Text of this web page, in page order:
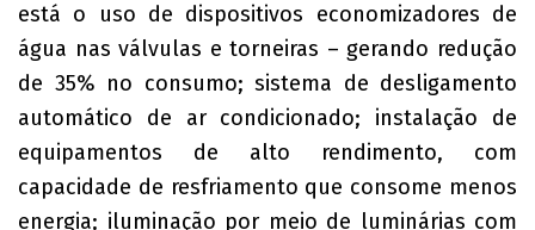
está o uso de dispositivos economizadores de
água nas válvulas e torneiras – gerando redução
de 35% no consumo; sistema de desligamento
automático de ar condicionado; instalação de
equipamentos de alto rendimento, com
capacidade de resfriamento que consome menos
energia; iluminação por meio de luminárias com